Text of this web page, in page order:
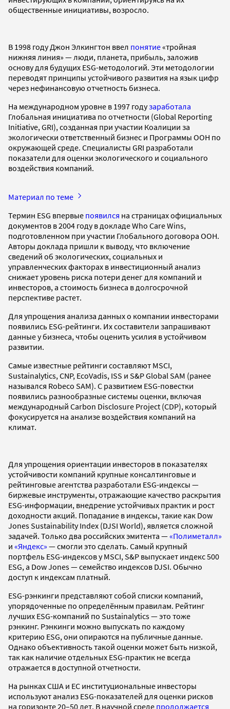
общественные инициативы, возросло.
В 1998 году Джон Элкингтон ввел понятие«тройная
нижняя линия» — люди, планета, прибыль, заложив
основу для будущих ESG-методологий. Эти методологии
переводят принципы устойчивого развития на язык цифр
через нефинансовую отчетность бизнеса.
На международном уровне в 1997 годузаработала
Глобальная инициатива по отчетности (Global Reporting
Initiative, GRI), созданная при участии Коалиции за
экологически ответственный бизнес и Программы ООН по
окружающей среде. Специалисты GRI разработали
показатели для оценки экологического и социального
воздействия компаний.
Материал по теме
Термин ESG впервые появился на страницах официальных
документов в 2004 году в докладе Who Care Wins,
подготовленном при участии Глобального договора ООН.
Авторы доклада пришли к выводу, что включение
сведений об экологических, социальных и
управленческих факторах в инвестиционный анализ
снижает уровень риска потери денег для компаний и
инвесторов, а стоимость бизнеса в долгосрочной
перспективе растет.
Для упрощения анализа данных о компании инвесторами
появились ESG-рейтинги. Их составители запрашивают
данные у бизнеса, чтобы оценить усилия в устойчивом
развитии.
Самые известные рейтинги составляют MSCI,
Sustainalytics, CNP, EcoVadis, ISS и S&P Global SAM (ранее
назывался Robeco SAM). С развитием ESG-повестки
появились разнообразные системы оценки, включая
международный Carbon Disclosure Project (CDP), который
фокусируется на анализе воздействия компаний на
климат.
Для упрощения ориентации инвесторов в показателях
устойчивости компаний крупные консалтинговые и
рейтинговые агентства разработали ESG-индексы —
биржевые инструменты, отражающие качество раскрытия
ESG-информации, внедрение устойчивых практик и рост
доходности акций. Попадание в индексы, такие как Dow
Jones Sustainability Index (DJSI World), является сложной
задачей. Только два российских эмитента —«Полиметалл»
и «Яндекс» — смогли это сделать. Самый крупный
портфель ESG-индексов у MSCI, S&P выпускает индекс 500
ESG, а Dow Jones — семейство индексов DJSI. Обычно
доступ к индексам платный.
ESG-рэнкинги представляют собой списки компаний,
упорядоченные по определённым правилам. Рейтинг
лучших ESG-компаний по Sustainalytics — это тоже
рэнкинг. Рэнкинги можно выпускать по каждому
критерию ESG, они опираются на публичные данные.
Однако объективность такой оценки может быть низкой,
так как наличие отдельных ESG-практик не всегда
отражается в доступной отчетности.
На рынках США и ЕС институциональные инвесторы
используют анализ ESG-показателей для оценки рисков
на горизонте 20–50 лет. В научной среде продолжается